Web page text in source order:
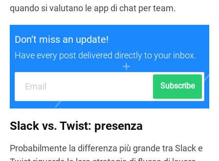
quando si valutano le app di chat per team.
Don’t miss an update!
Have every post delivered directly to your inbox.
Subscribe
Slack vs. Twist: presenza
Probabilmente la differenza più grande tra Slack e